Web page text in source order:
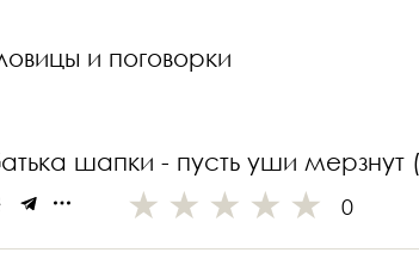
и поговорки
шапки - пусть уши
0